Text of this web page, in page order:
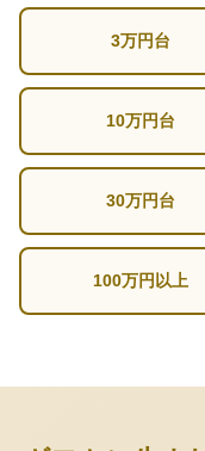
3万円台
10万円台
30万円台
100万円以上